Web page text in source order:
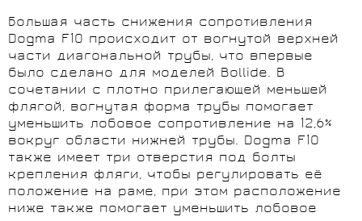
Большая часть снижения сопротивления
Dogma F10 происходит от вогнутой верхней
части диагональной трубы, что впервые
было сделано для моделей Bollide. В
сочетании с плотно прилегающей меньшей
флягой, вогнутая форма трубы помогает
уменьшить лобовое сопротивление на 12,6%
вокруг области нижней трубы. Dogma F10
также имеет три отверстия под болты
крепления фляги, чтобы регулировать её
положение на раме, при этом расположение
ниже также помогает уменьшить лобовое